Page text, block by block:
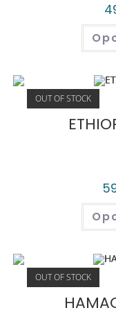
OUT OF STOCK
OUT OF STOCK